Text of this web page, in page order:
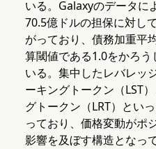
いる。Galaxyのデータに
70.5億ドルの担保に対し
がっており、債務加重平
算閾値である1.0をかろ
いる。集中したレバレッ
ーキングトークン（LST
グトークン（LRT）とい
っており、価格変動がポ
影響を及ぼす構造となって